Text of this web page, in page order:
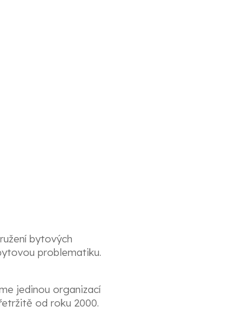
bytových
problematiku.
jedinou organizací
od roku 2000.